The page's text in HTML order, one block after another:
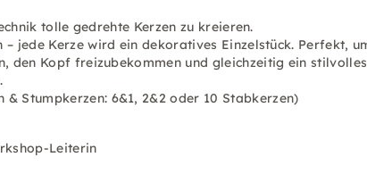
tolle gedrehte Kerzen zu kreieren.
jede Kerze wird ein dekoratives Einzelstück. Perfekt,
den Kopf freizubekommen und gleichzeitig ein stilvolles
Stumpkerzen: 6&1, 2&2 oder 10 Stabkerzen)
Leiterin